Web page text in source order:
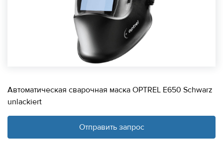
Автоматическая сварочная маска OPTREL E650 Schwarz
unlackiert
Отправить запрос